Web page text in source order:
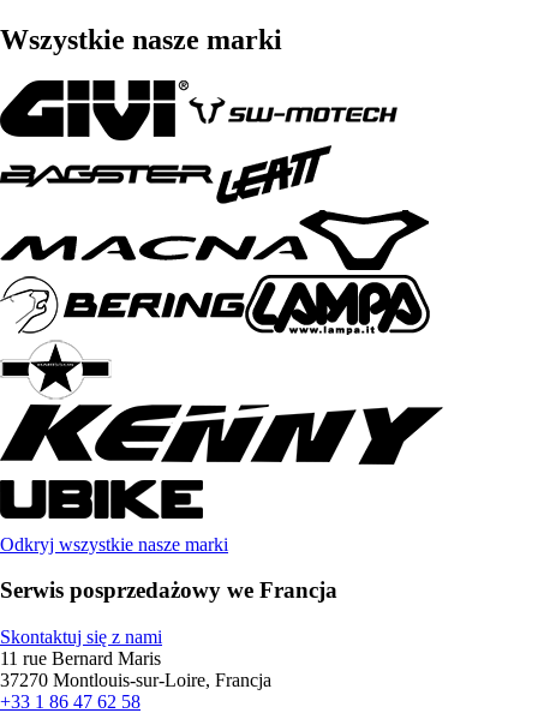
Wszystkie nasze marki
Odkryj wszystkie nasze marki
Serwis posprzedażowy we Francja
Skontaktuj się z nami
11 rue Bernard Maris
37270 Montlouis-sur-Loire, Francja
+33 1 86 47 62 58